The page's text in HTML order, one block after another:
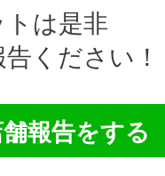
は是非
ください！
報告をする